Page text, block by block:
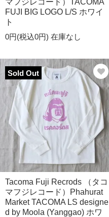
マフジレコード）TACOMA
FUJI BIG LOGO L/S ホワイ
ト
0円(税込0円) 在庫なし
Sold Out
Tacoma Fuji Recrods （タコ
マフジレコード）Phahurat
Market TACOMA LS designe
d by Moola (Yanggao) ホワ